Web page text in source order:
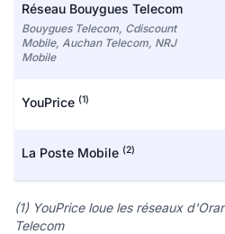
Réseau Bouygues Telecom
Bouygues Telecom, Cdiscount
Mobile, Auchan Telecom, NRJ
Mobile
YouPrice (1)
La Poste Mobile (2)
(1) YouPrice loue les réseaux
Telecom